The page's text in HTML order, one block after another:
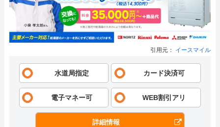
引用元： イースマイル
水道局指定 カード決済可
電子マネー可 WEB割引アリ
詳細情報